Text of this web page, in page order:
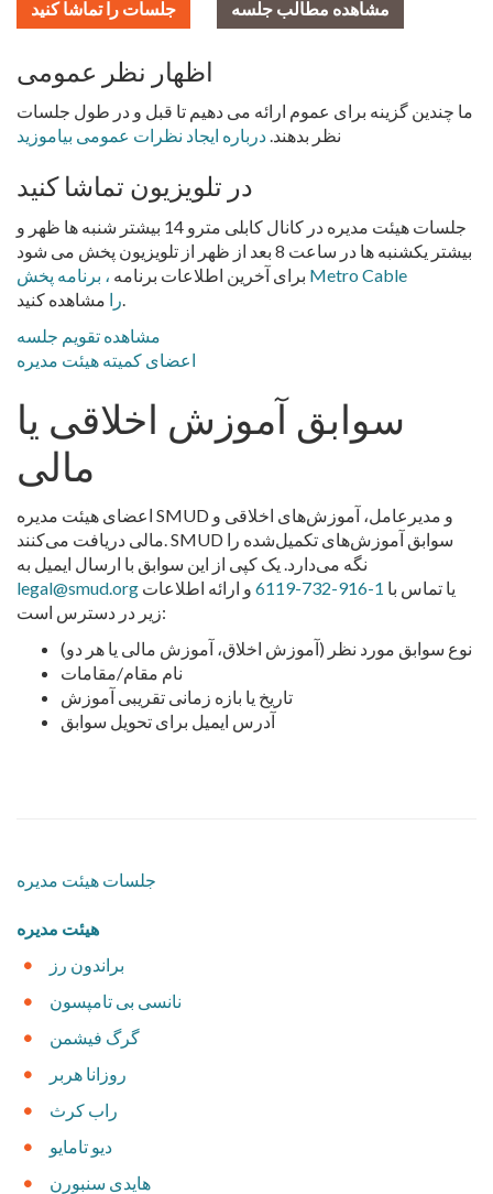
جلسات را تماشا کنید مشاهده مطالب جلسه
اظهار نظر عمومی
ما چندین گزینه برای عموم ارائه می دهیم تا قبل و در طول جلسات
نظر بدهند. درباره ایجاد نظرات عمومی بیاموزید
در تلویزیون تماشا کنید
جلسات هیئت مدیره در کانال کابلی مترو 14 بیشتر شنبه ها ظهر و
بیشتر یکشنبه ها در ساعت 8 بعد از ظهر از تلویزیون پخش می شود
برای آخرین اطلاعات برنامه ، برنامه پخش Metro Cable
را
مشاهده تقویم جلسه
اعضای کمیته هیئت مدیره
سوابق آموزش اخلاقی یا
مالی
اعضای هیئت مدیره SMUD و مدیرعامل، آموزش‌های اخلاقی و
مالی دریافت می‌کنند. SMUD سوابق آموزش‌های تکمیل‌شده را
نگه می‌دارد. یک کپی از این سوابق با ارسال ایمیل به
legal@smud.org
یا تماس با 1-916-732-6119
و ارائه اطلاعات
زیر در دسترس است:
نوع سوابق مورد نظر (آموزش اخلاق، آموزش مالی یا هر دو)
نام مقام/مقامات
تاریخ یا بازه زمانی تقریبی آموزش
آدرس ایمیل برای تحویل سوابق
​جلسات هیئت مدیره
هيئت مدیره
​براندون رز
​نانسی بی تامپسون
​گرگ فیشمن
روزانا هربر
​راب کرث
​دیو تامایو
هایدی سنبورن